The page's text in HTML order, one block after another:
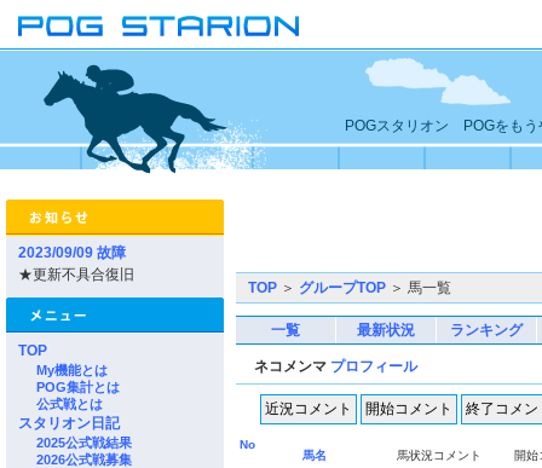
POGスタリオン POGをもう
2023/09/09 故障
★更新不具合復旧
TOP
My機能とは
POG集計とは
公式戦とは
スタリオン日記
2025公式戦結果
2026公式戦募集
TOP ＞ グループTOP ＞ 馬一覧
一覧 最新状況 ランキング
ネコメンマ プロフィール
No
馬名
馬状況コメント 開始